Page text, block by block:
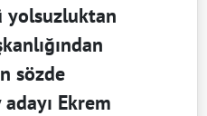
yolsuzluktan
sözde
Ekrem